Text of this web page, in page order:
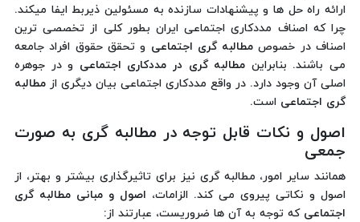
ارائه راه حل ها و پیشنهادات سازنده به مسئولین ذیربط ایفا میکند.
چرا که اصناف مددکاری اجتماعی ایران بطور کلی از تخصصی ترین
اصناف در خصوص مطالبه گری اجتماعی و تحقق حقوق افراد جامعه
می باشند. بنابراین مطالبه گری در مددکاری اجتماعی و در جوهره
اصلی آن وجود دارد. در واقع مددکاری اجتماعی بیان دیگری از مطالبه
گری اجتماعی است.
اصول و نکات قابل توجه در مطالبه گری به صورت
جمعی
همانند سایر امور، مطالبه گری نیز برای تاثیرگذاری بیشتر و بهتر، از
اصول و نکاتی پیروی می کند. الزامات، اصول و مبانی مطالبه گری
اجتماعی که توجه به آن ها ضروریست، عبارتند از: